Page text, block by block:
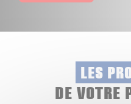
LES
DE VOTRE